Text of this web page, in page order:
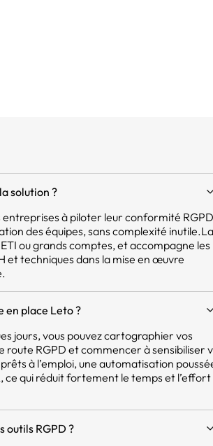
solution ?
entreprises à piloter leur conformité
des équipes, sans complexité inutile.La
ou grands comptes, et accompagne les
et techniques dans la mise en œuvre
en place Leto ?
jours, vous pouvez cartographier vos
RGPD et commencer à sensibiliser
à l’emploi, une automatisation
ce qui réduit fortement le temps et l’effort
outils RGPD ?